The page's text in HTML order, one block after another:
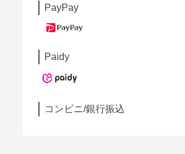
PayPay
Paidy
コンビニ/銀行振込